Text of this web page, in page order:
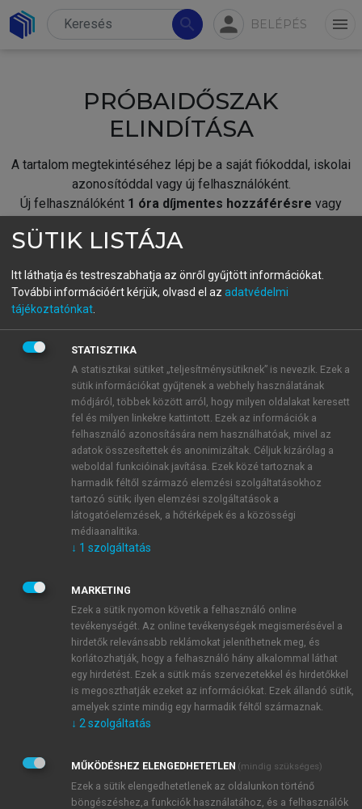
search person BELÉPÉS menu
PRÓBAIDŐSZAK
ELINDÍTÁSA
A tartalom megtekintéséhez lépj be a saját fiókoddal, iskolai
azonosítóddal vagy új felhasználóként.
Új felhasználóként 1 óra díjmentes hozzáférésre vagy
fiókoddal,vagy hozz létre új fiókot.
A regisztráció után apróbaidőszakautomatikusan
BELÉPÉS SAJÁT FIÓKKAL
ÚJ FIÓK LÉTREHOZÁSA
1 óra díjmentes hozzáférés
E-MAIL-CÍM
JELSZÓ
JELSZÓ ÚJRA
Kérek értesítést a MeRSZ újdonságairól, akcióiról.
Kérek értesítést az Akadémiai Kiadó Zrt. újdonságairól,
Adatkezelési tájékoztatóbanfoglaltakat tudomásul
veszem és elfogadom.
Általános vásárlási feltételeket, valamint a szotar.netés a
SÜTIK LISTÁJA
Itt láthatja és testreszabhatja az önről gyűjtött információkat.
További információért kérjük, olvasd el az adatvédelmi
tájékoztatónkat
STATISZTIKA
A statisztikai sütiket „teljesítménysütiknek” is nevezik. Ezek a
sütik információkat gyűjtenek a webhely használatának
módjáról, többek között arról, hogy milyen oldalakat keresett
fel és milyen linkekre kattintott. Ezek az információk a
felhasználó azonosítására nem használhatóak, mivel az
adatok összesítettek és anonimizáltak. Céljuk kizárólag a
weboldal funkcióinak javítása. Ezek közé tartoznak a
harmadik féltől származó elemzési szolgáltatásokhoz
tartozó sütik; ilyen elemzési szolgáltatások a
látogatóelemzések, a hőtérképek és a közösségi
médiaanalitika.
↓ 1 szolgáltatás
MARKETING
Ezek a sütik nyomon követik a felhasználó online
tevékenységét. Az online tevékenységek megismerésével a
hirdetők relevánsabb reklámokat jeleníthetnek meg, és
korlátozhatják, hogy a felhasználó hány alkalommal láthat
egy hirdetést. Ezek a sütik más szervezetekkel és hirdetőkkel
is megoszthatják ezeket az információkat. Ezek állandó sütik,
amelyek szinte mindig egy harmadik féltől származnak.
↓ 2 szolgáltatás
MŰKÖDÉSHEZ ELENGEDHETETLEN (mindig szükséges)
Ezek a sütik elengedhetetlenek az oldalunkon történő
böngészéshez,a funkciók használatához, és a felhasználók